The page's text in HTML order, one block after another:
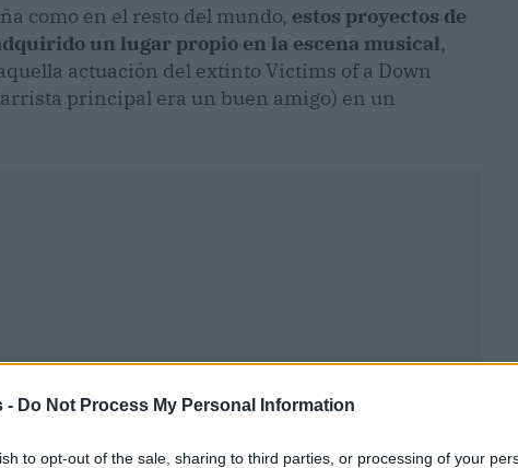
- Do Not Process My Personal Information
to opt-out of the sale, sharing to third parties, or processing of your
como en el resto del mundo, estos proyectos de
un lugar propio en la escena musical,
actuación del extinto Victims of a Down
principal era un buen amigo) en un